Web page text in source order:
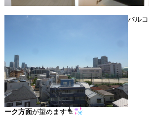
バル
ーク方面が望めます